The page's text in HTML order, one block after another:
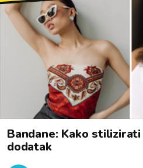
Bandane: Kako
dodatak